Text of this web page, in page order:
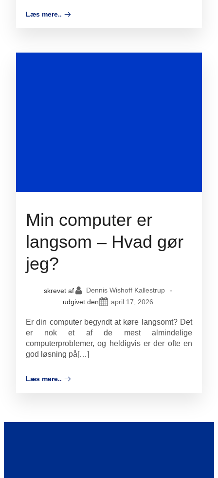
Læs mere..
Min computer er
langsom – Hvad gør
jeg?
skrevet af Dennis Wishoff Kallestrup -
udgivet den april 17, 2026
Er din computer begyndt at køre langsomt? Det
er nok et af de mest almindelige
computerproblemer, og heldigvis er der ofte en
god løsning på[…]
Læs mere..